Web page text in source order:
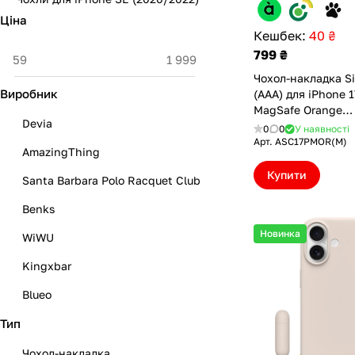
Кешбек: 40 ₴
799 ₴
Чохол-накладка
(AAA) для iPhone
MagSafe Orange
(ASC17PMOR(M))
0 0
У наявності
Арт. ASC17PMOR(M)
Купити
Новинка
Ціна
Виробник
Devia
AmazingThing
Santa Barbara Polo Racquet Club
Benks
WiWU
Kingxbar
Blueo
Без бренду
Тип